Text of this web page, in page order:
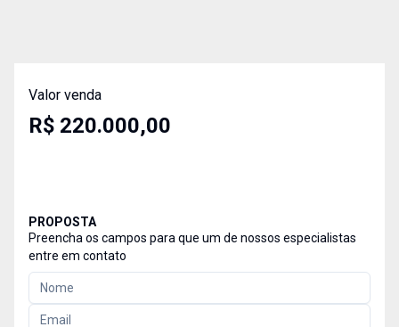
Valor venda
R$ 220.000,00
PROPOSTA
Preencha os campos para que um de nossos especialistas
entre em contato